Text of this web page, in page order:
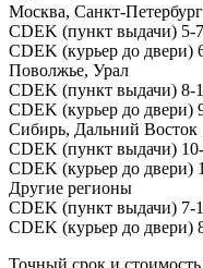
Москва, Санкт-Петербург
CDEK (пункт выдачи) 5-
CDEK (курьер до двери)
Поволжье, Урал
CDEK (пункт выдачи) 8-
CDEK (курьер до двери)
Сибирь, Дальний Восток
CDEK (пункт выдачи)
CDEK (курьер до двери)
Другие регионы
CDEK (пункт выдачи) 7-
CDEK (курьер до двери)
Точный срок и